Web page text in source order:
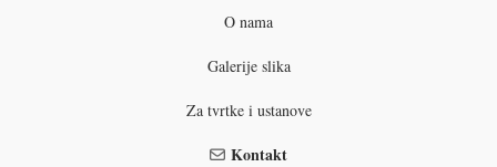
O nama
Galerije slika
Za tvrtke i ustanove
Kontakt